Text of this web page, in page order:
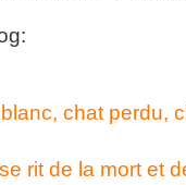
chat perdu,
rit de la mort et